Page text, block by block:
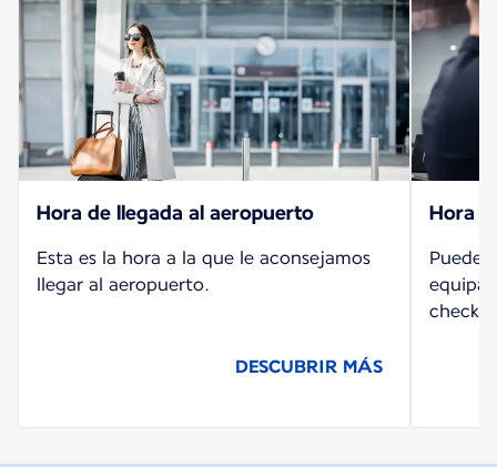
Hora de llegada al aeropuerto
Esta es la hora a la que le aconsejamos
llegar al aeropuerto.
DESCUBRIR MÁS
Hora
Puede
check-